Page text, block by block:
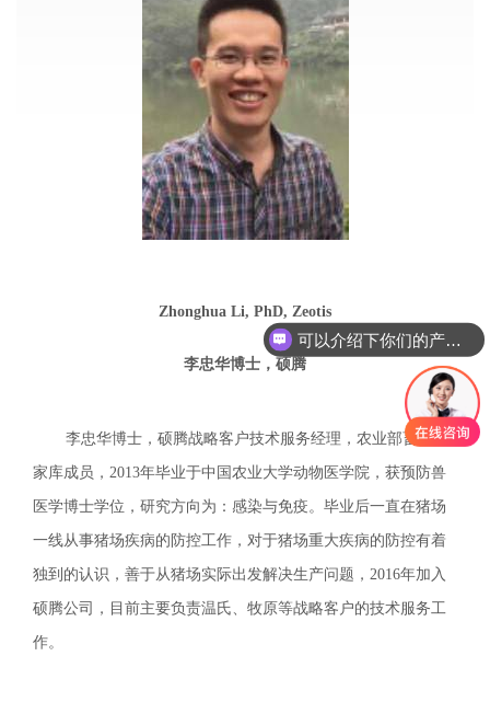
Zhonghua Li, PhD, Zeotis
李忠华博士，硕腾
李忠华博士，硕腾战略客户技术服务经理，农业部畜牧专
家库成员，2013年毕业于中国农业大学动物医学院，获预防兽
医学博士学位，研究方向为：感染与免疫。毕业后一直在猪场
一线从事猪场疾病的防控工作，对于猪场重大疾病的防控有着
独到的认识，善于从猪场实际出发解决生产问题，2016年加入
硕腾公司，目前主要负责温氏、牧原等战略客户的技术服务工
作。
可以介绍下你们的产品么